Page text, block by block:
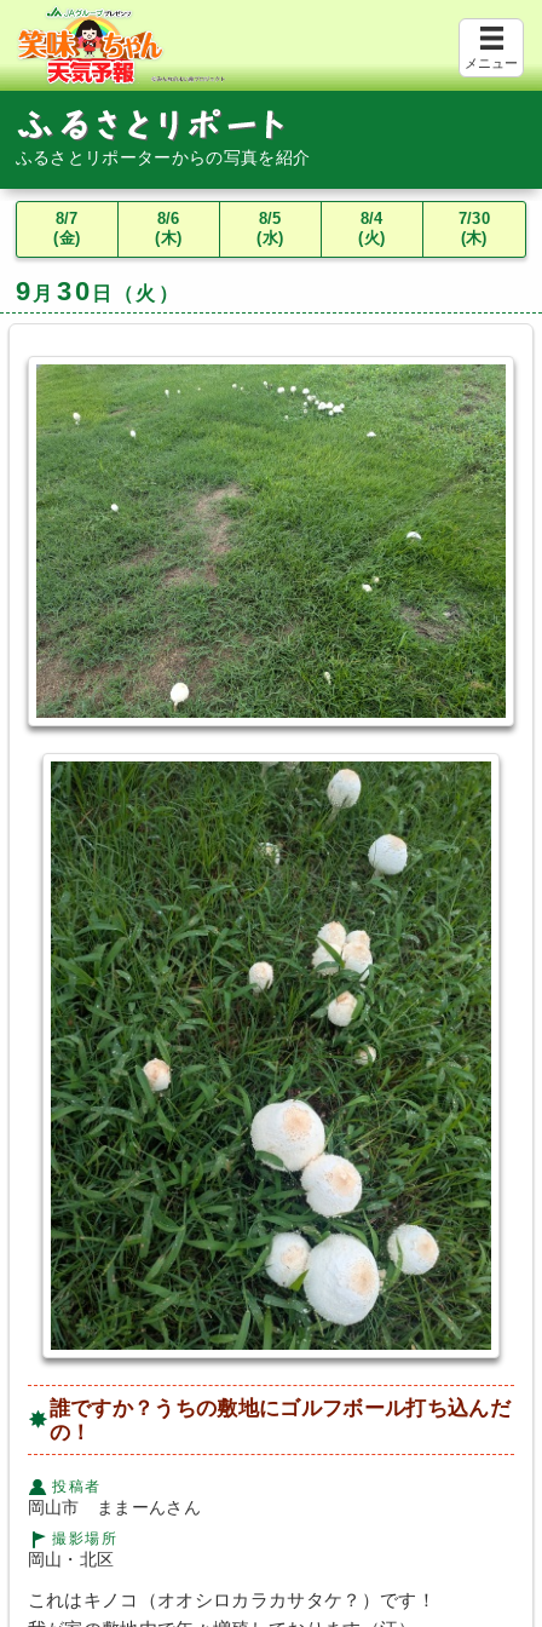
メニュー
ふるさとリポーターからの写真を紹介
8/7
(金)
8/6
(木)
8/5
(水)
8/4
(火)
7/30
(木)
9 月 30 日（火）
誰ですか？うちの敷地にゴルフボール打ち込んだ
の！
投稿者
岡山市 ままーんさん
撮影場所
岡山・北区
これはキノコ（オオシロカラカサタケ？）です！